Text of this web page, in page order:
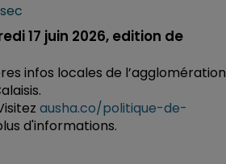
17 juin 2026, edition de
infos locales de l’agglomération
ausha.co/politique-de-
d'informations.